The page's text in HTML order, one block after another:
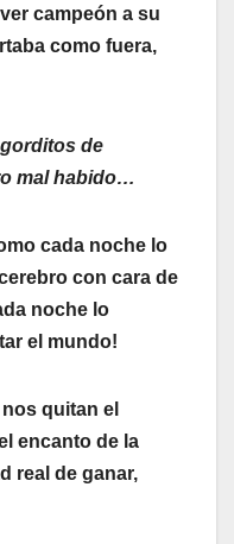
campeón a su
como fuera,
de
mal habido…
cada noche lo
con cara de
noche lo
el mundo!
quitan el
encanto de la
real de ganar,